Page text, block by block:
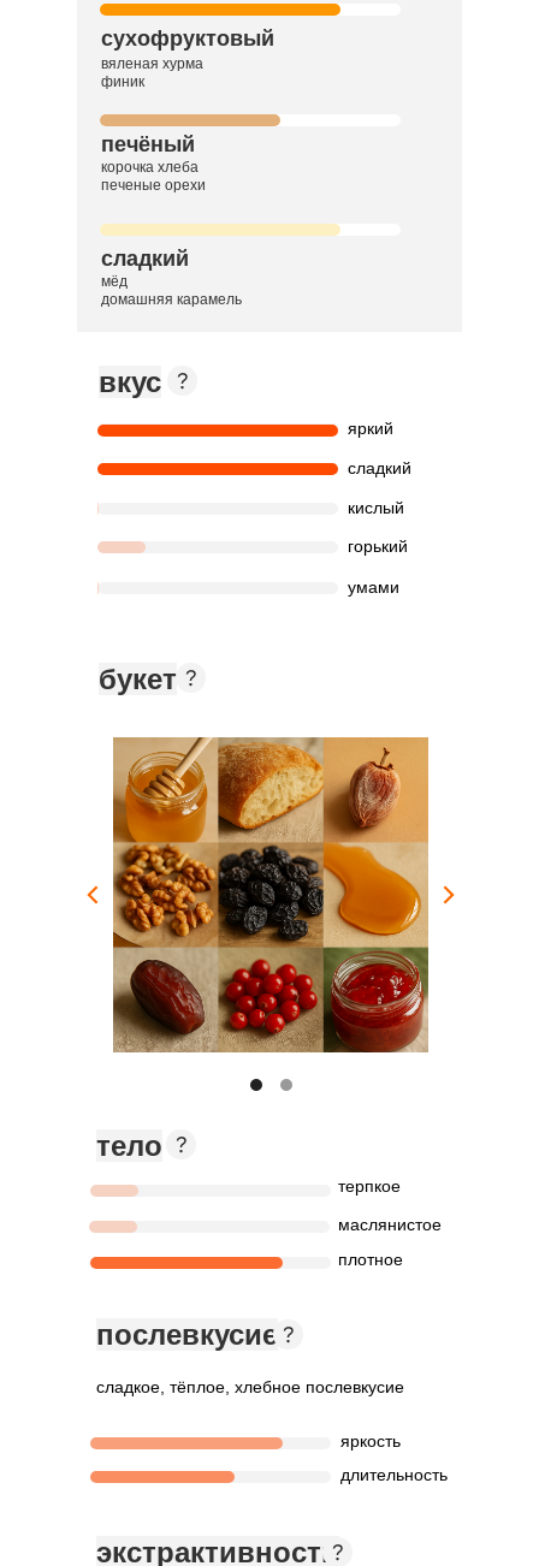
мёд
домашняя карамель
сладкий
печёный
корочка хлеба
печеные орехи
вяленая хурма
финик
сухофруктовый
плотное
терпкое
маслянистое
тело
сладкий
кислый
горький
умами
яркий
вкус
экстрактивность
яркость
длительность
послевкусие
сладкое, тёплое, хлебное послевкусие
букет